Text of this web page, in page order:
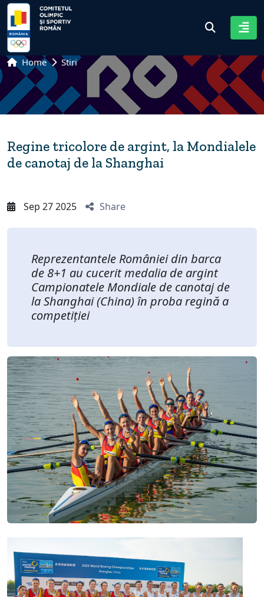
Home Stiri
Regine tricolore de argint, la Mondialele
de canotaj de la Shanghai
Sep 27 2025 Share
Reprezentantele României din barca
de 8+1 au cucerit medalia de argint
Campionatele Mondiale de canotaj de
la Shanghai (China) în proba regină a
competiției